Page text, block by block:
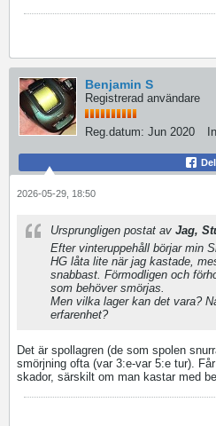
Benjamin S
Registrerad användare
Reg.datum: Jun 2020
2026-05-29, 18:50
Ursprungligen postat av Jag,
Efter vinteruppehåll börjar min
HG låta lite när jag kastade,
snabbast. Förmodligen och
som behöver smörjas.
Men vilka lager kan det vara?
erfarenhet?
Det är spollagren (de som spolen
smörjning ofta (var 3:e-var 5:e tur).
skador, särskilt om man kastar med